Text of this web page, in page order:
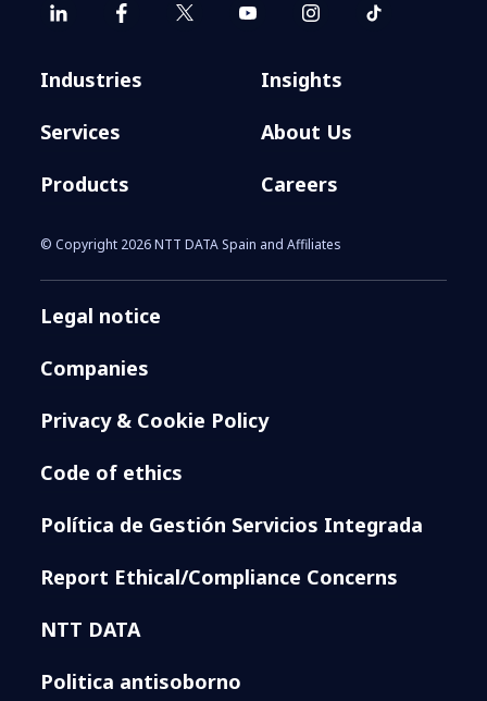
Industries
Services
Products
Insights
About Us
Careers
© Copyright 2026 NTT DATA Spain and Affiliates
Legal notice
Companies
Privacy & Cookie Policy
Code of ethics
Política de Gestión Servicios Integrada
Report Ethical/Compliance Concerns
NTT DATA
Politica antisoborno